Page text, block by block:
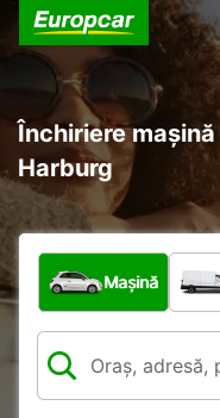
Închiriere
Harburg
Ce tip de vehicul?
Mașină